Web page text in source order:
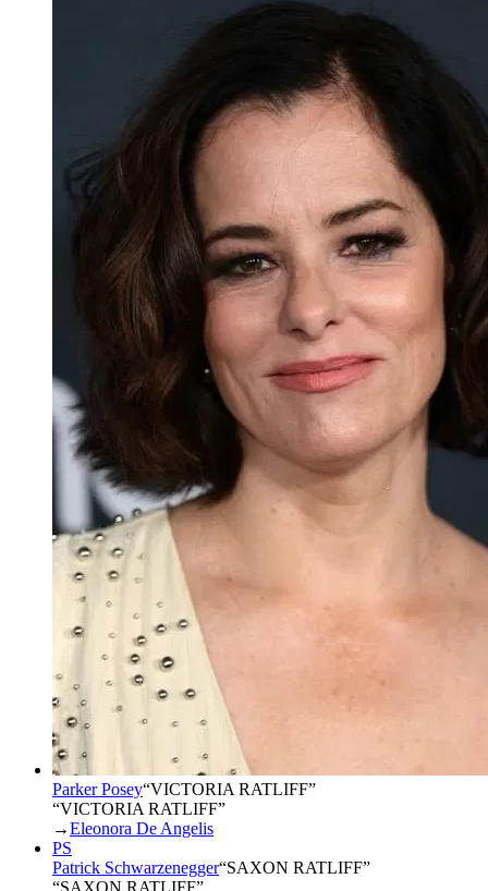
Parker Posey“VICTORIA RATLIFF”
“VICTORIA RATLIFF”
→Eleonora De Angelis
PS
Patrick Schwarzenegger“SAXON RATLIFF”
“SAXON RATLIFF”